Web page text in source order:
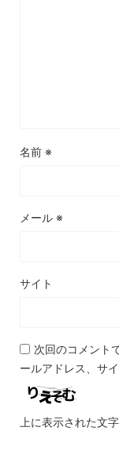
名前 ※
メール ※
サイト
次回のコメント
ールアドレス、サ
上に表示された文